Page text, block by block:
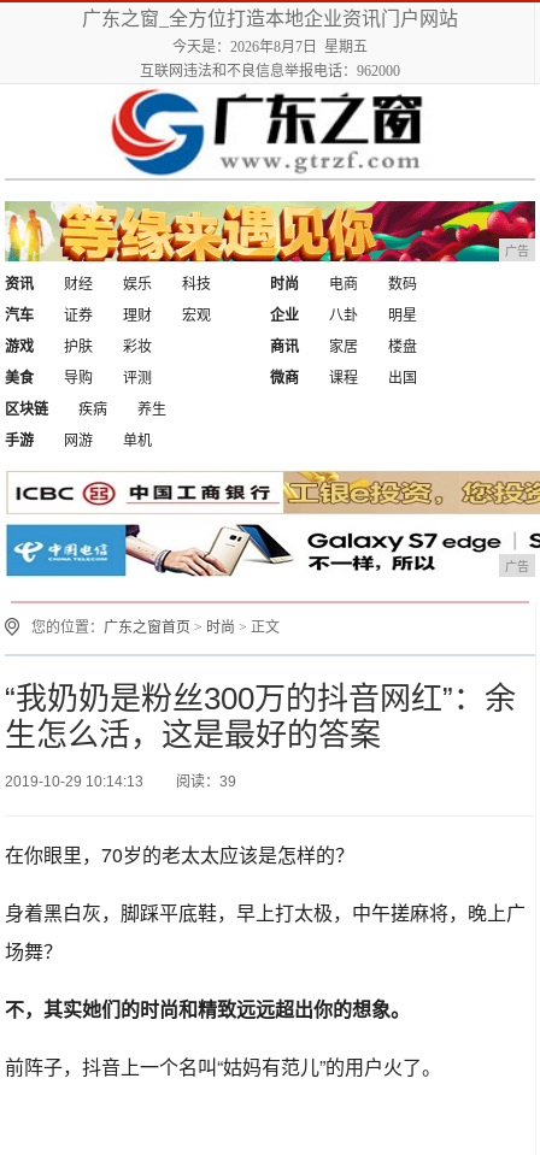
广东之窗_全方位打造本地企业资讯门户网站
今天是：2026年8月7日 星期五
互联网违法和不良信息举报电话：962000
广告
资讯 财经 娱乐
科技
汽车
证券 理财 宏观
时尚 电商
数码
企业
八卦
明星
游戏
护肤
彩妆
美食
导购 评测
商讯 家居
楼盘
微商
课程
出国
区块链
疾病
养生
手游
网游 单机
广告
您的位置： 广东之窗首页 > 时尚 > 正文
“我奶奶是粉丝300万的抖音网红”：余
生怎么活，这是最好的答案
2019-10-29 10:14:13 阅读：39
在你眼里，70岁的老太太应该是怎样的？
身着黑白灰，脚踩平底鞋，早上打太极，中午搓麻将，晚上广
场舞？
不，其实她们的时尚和精致远远超出你的想象。
前阵子，抖音上一个名叫“姑妈有范儿”的用户火了。